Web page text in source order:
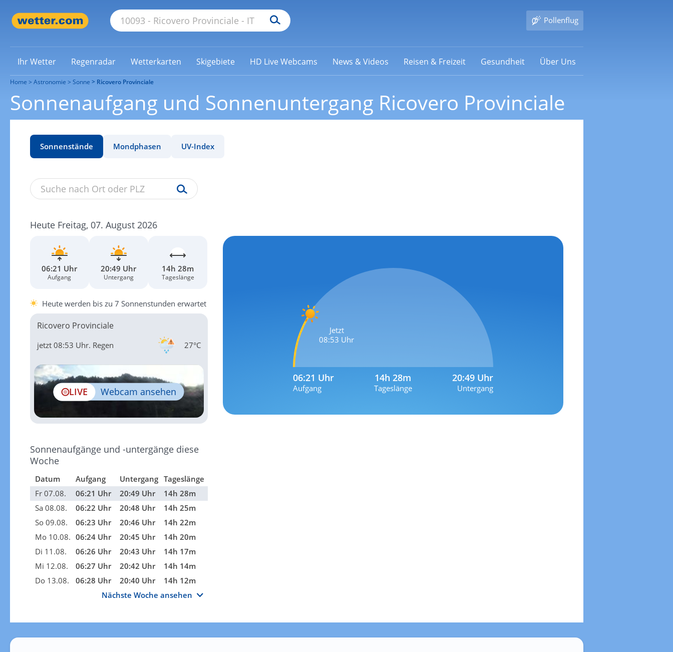
Pollenflug
Ihr Wetter Regenradar Wetterkarten Skigebiete HD Live Webcams News & Videos Reisen & Freizeit Gesundheit Über Uns
Home Astronomie Sonne Ricovero Provinciale
Sonnenaufgang und Sonnenuntergang Ricovero Provinciale
Sonnenstände Mondphasen UV-Index
Heute Freitag, 07. August 2026
06:21 Uhr
Aufgang
20:49 Uhr
Untergang
14h 28m
Tageslänge
Heute werden bis zu 7 Sonnenstunden erwartet
Ricovero Provinciale
27°C
jetzt 08:53 Uhr. Regen
LIVE Webcam ansehen
Sonnenaufgänge und -untergänge diese
Woche
Datum Aufgang Untergang Tageslänge
Fr 07.08.
06:21 Uhr 20:49 Uhr
14h 28m
Sa 08.08.
06:22 Uhr 20:48 Uhr
14h 25m
So 09.08.
06:23 Uhr 20:46 Uhr
14h 22m
Mo 10.08. 06:24 Uhr 20:45 Uhr
14h 20m
Di 11.08.
06:26 Uhr 20:43 Uhr
14h 17m
Mi 12.08.
06:27 Uhr 20:42 Uhr
14h 14m
Do 13.08.
06:28 Uhr 20:40 Uhr
14h 12m
Nächste Woche ansehen
Jetzt
08:53 Uhr
06:21 Uhr
Aufgang
14h 28m
Tageslänge
20:49 Uhr
Untergang